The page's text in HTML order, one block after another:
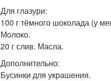
Для глазури:
100 г тёмного шоколада (у
Молоко.
20 г слив. Масла.
Дополнительно:
Бусинки для украшения.